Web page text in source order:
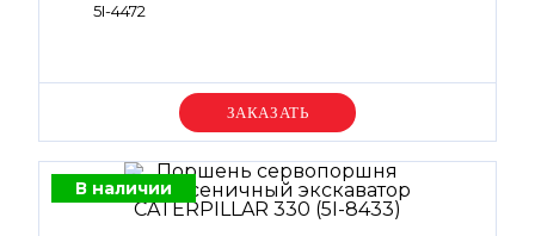
5I-4472
Уточняйте цену
В наличии